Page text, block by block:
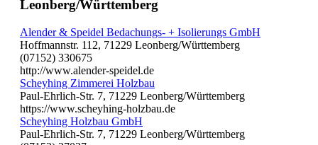
Leonberg/Württemberg
Alender & Speidel Bedachungs- + Isolierungs GmbH
Hoffmannstr. 112, 71229 Leonberg/Württemberg
(07152) 330675
http://www.alender-speidel.de
Scheyhing Zimmerei Holzbau
Paul-Ehrlich-Str. 7, 71229 Leonberg/Württemberg
https://www.scheyhing-holzbau.de
Scheyhing Holzbau GmbH
Paul-Ehrlich-Str. 7, 71229 Leonberg/Württemberg